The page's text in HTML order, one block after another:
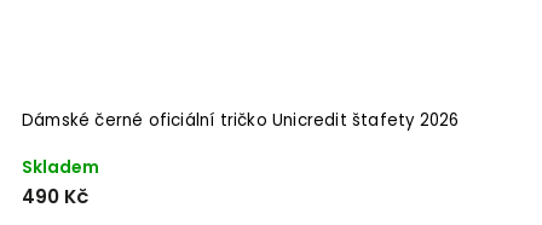
Dámské černé oficiální tričko Unicredit štafety 2026
Skladem
490 Kč